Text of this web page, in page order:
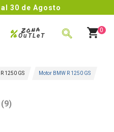
30 de Agosto
Zona
%OuTLeT
0
1250 GS Motor BMW R 1250 GS
(9)